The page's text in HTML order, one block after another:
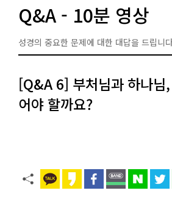
Q&A - 10분 영상
성경의 중요한 문제에 대한 대답을 드립니
[Q&A 6] 부처님과 하나님
어야 할까요?